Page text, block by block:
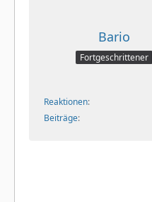
Bario
Fortgeschrittener
Reaktionen
Beiträge